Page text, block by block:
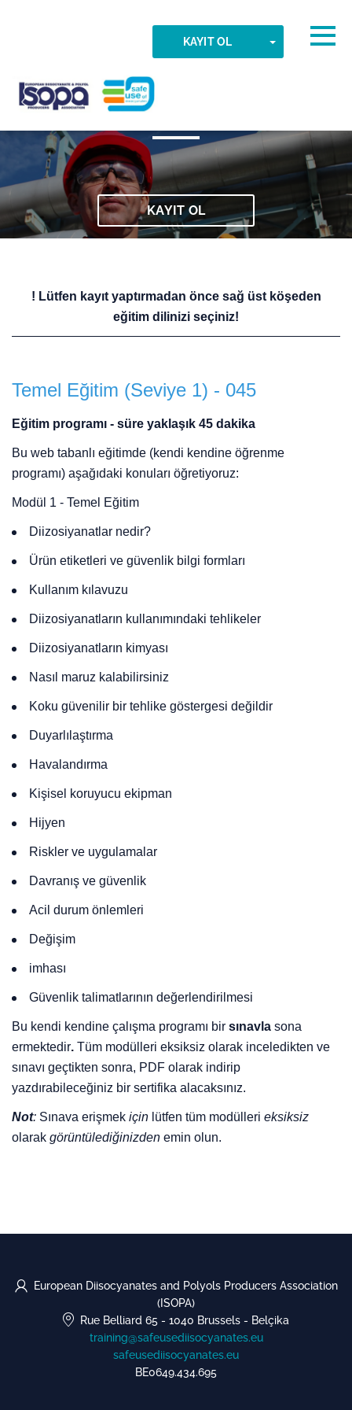
KAYIT OL TOGGLE
ISOPA-AISBL
G-045 Temel Eğitim
KAYIT OL
! Lütfen kayıt yaptırmadan önce sağ üst köşeden
eğitim dilinizi seçiniz!
Temel Eğitim (Seviye 1) - 045
Eğitim programı - süre yaklaşık 45 dakika
Bu web tabanlı eğitimde (kendi kendine öğrenme
programı) aşağıdaki konuları öğretiyoruz:
Modül 1 - Temel Eğitim
Diizosiyanatlar nedir?
Ürün etiketleri ve güvenlik bilgi formları
Kullanım kılavuzu
Diizosiyanatların kullanımındaki tehlikeler
Diizosiyanatların kimyası
Nasıl maruz kalabilirsiniz
Koku güvenilir bir tehlike göstergesi değildir
Duyarlılaştırma
Havalandırma
Kişisel koruyucu ekipman
Hijyen
Riskler ve uygulamalar
Davranış ve güvenlik
Acil durum önlemleri
Değişim
imhası
Güvenlik talimatlarının değerlendirilmesi
Bu kendi kendine çalışma programı bir sınavla sona
ermektedir. Tüm modülleri eksiksiz olarak inceledikten ve
sınavı geçtikten sonra, PDF olarak indirip
yazdırabileceğiniz bir sertifika alacaksınız.
Not: Sınava erişmek için lütfen tüm modülleri eksiksiz
olarak görüntülediğinizden emin olun.
European Diisocyanates and Polyols Producers Association
(ISOPA)
Rue Belliard 65 - 1040 Brussels - Belçika
training@safeusediisocyanates.eu
safeusediisocyanates.eu
BE0649.434.695